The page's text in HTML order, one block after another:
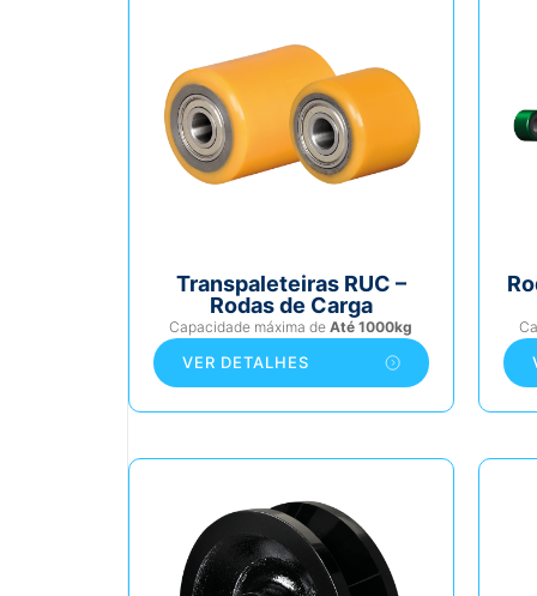
Transpaleteiras RUC –
Rodas de Carga
Capacidade máxima deAté 1000kg
VER DETALHES